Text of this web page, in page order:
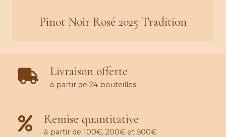
Pinot Noir Rosé 2025 Tradition
Livraison offerte
à partir de 24 bouteilles
Remise quantitative
à partir de 100€, 200€ et 500€